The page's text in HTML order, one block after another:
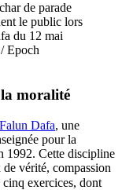
de parade
le public lors
du 12 mai
Epoch
moralité
Falun Dafa, une
pour la
1992. Cette discipline
vérité, compassion
exercices, dont